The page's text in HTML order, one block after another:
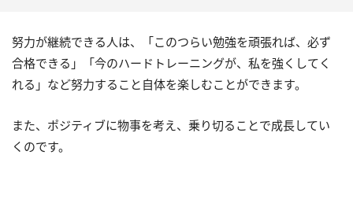
努力が継続できる人は、「このつらい勉強を頑張れば、必ず
合格できる」「今のハードトレーニングが、私を強くしてく
れる」など努力すること自体を楽しむことができます。
また、ポジティブに物事を考え、乗り切ることで成長してい
くのです。